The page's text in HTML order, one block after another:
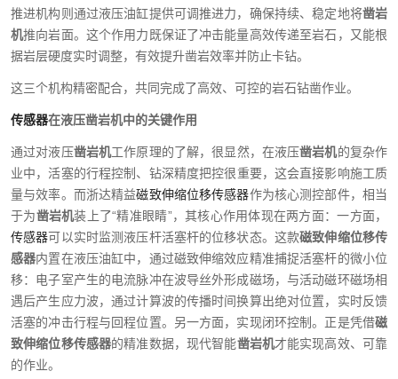
推进机构则通过液压油缸提供可调推进力，确保持续、稳定地将凿岩
机推向岩面。这个作用力既保证了冲击能量高效传递至岩石，又能根
据岩层硬度实时调整，有效提升凿岩效率并防止卡钻。
这三个机构精密配合，共同完成了高效、可控的岩石钻凿作业。
传感器在液压凿岩机中的关键作用
通过对液压凿岩机工作原理的了解，很显然， 在液压凿岩机的复杂作
业中，活塞的行程控制、钻深精度把控很重要，这会直接影响施工质
量与效率。而浙达精益磁致伸缩位移传感器作为核心测控部件，相当
于为凿岩机装上了“精准眼睛”，其核心作用体现在两方面：一方面，
传感器可以实时监测液压杆活塞杆的位移状态。这款磁致伸缩位移传
感器内置在液压油缸中，通过磁致伸缩效应精准捕捉活塞杆的微小位
移：电子室产生的电流脉冲在波导丝外形成磁场，与活动磁环磁场相
遇后产生应力波，通过计算波的传播时间换算出绝对位置，实时反馈
活塞的冲击行程与回程位置。另一方面，实现闭环控制。正是凭借磁
致伸缩位移传感器的精准数据，现代智能凿岩机才能实现高效、可靠
的作业。